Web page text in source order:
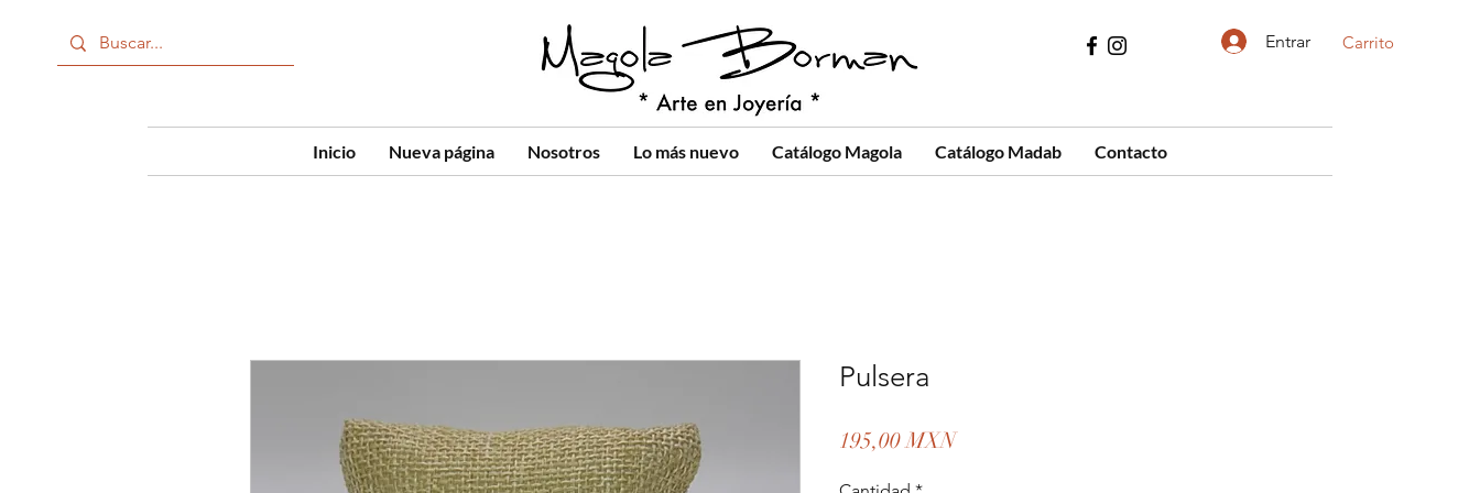
Entrar Carrito
Inicio Nueva página Nosotros Lo más nuevo Catálogo Magola Catálogo Madab Contacto
Pulsera
195,00 MXNPrecio